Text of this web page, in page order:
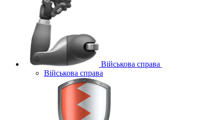
Військова справа
Військова справа